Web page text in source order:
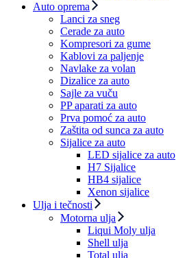
Auto oprema
Lanci za sneg
Cerade za auto
Kompresori za gume
Kablovi za paljenje
Navlake za volan
Dizalice za auto
Sajle za vuču
PP aparati za auto
Prva pomoć za auto
Zaštita od sunca za auto
Sijalice za auto
LED sijalice za auto
H7 Sijalice
HB4 sijalice
Xenon sijalice
Ulja i tečnosti
Motorna ulja
Liqui Moly ulja
Shell ulja
Total ulja